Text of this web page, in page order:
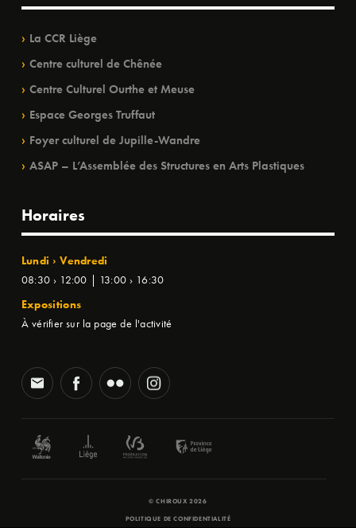
La CCR Liège
Centre culturel de Chênée
Centre Culturel Ourthe et Meuse
Espace Georges Truffaut
Foyer culturel de Jupille-Wandre
ASAP – L’Assemblée des Structures en Arts Plastiques
Horaires
Lundi › Vendredi
08:30 › 12:00 | 13:00 › 16:30
Expositions
À vérifier sur la page de l'activité
© CHIROUX 2026
POLITIQUE DE CONFIDENTIALITÉ